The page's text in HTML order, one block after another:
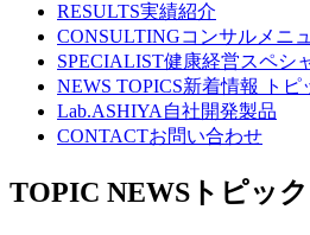
RESULTS実績紹介
CONSULTINGコンサルメニ
SPECIALIST健康経営スペシ
NEWS TOPICS新着情報 トピ
Lab.ASHIYA 自社開発製品
CONTACTお問い合わせ
TOPIC NEWS トピッ